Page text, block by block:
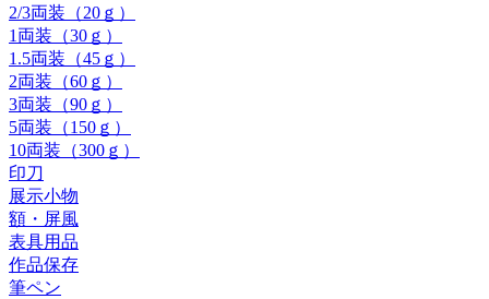
2/3両装（20ｇ）
1両装（30ｇ）
1.5両装（45ｇ）
2両装（60ｇ）
3両装（90ｇ）
5両装（150ｇ）
10両装（300ｇ）
印刀
展示小物
額・屏風
表具用品
作品保存
筆ペン